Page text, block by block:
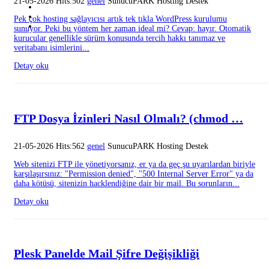
Pek çok hosting sağlayıcısı artık tek tıkla WordPress kurulumu
sunuyor. Peki bu yöntem her zaman ideal mi? Cevap: hayır. Otomatik
kurucular genellikle sürüm konusunda tercih hakkı tanımaz ve
veritabanı isimlerini...
Detay oku
FTP Dosya İzinleri Nasıl Olmalı? (chmod …
21-05-2026 Hits:562 genel SunucuPARK Hosting Destek
Web sitenizi FTP ile yönetiyorsanız, er ya da geç şu uyarılardan biriyle
karşılaşırsınız: "Permission denied", "500 Internal Server Error" ya da
daha kötüsü, sitenizin hacklendiğine dair bir mail. Bu sorunların...
Detay oku
Plesk Panelde Mail Şifre Değişikliği